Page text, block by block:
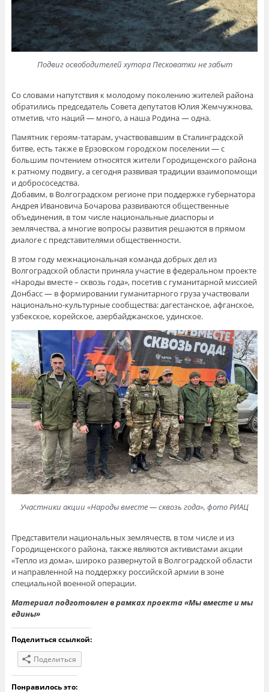
Подвиг освободителей хутора Песковатки не забыт
Со словами напутствия к молодому поколению жителей района
обратились председатель Совета депутатов Юлия Жемчужнова,
отметив, что наций — много, а наша Родина — одна.
Памятник героям-татарам, участвовавшим в Сталинградской
битве, есть также в Ерзовском городском поселении — с
большим почтением относятся жители Городищенского района
к ратному подвигу, а сегодня развивая традиции взаимопомощи
и добрососедства.
Добавим, в Волгоградском регионе при поддержке губернатора
Андрея Ивановича Бочарова развиваются общественные
объединения, в том числе национальные диаспоры и
землячества, а многие вопросы развития решаются в прямом
диалоге с представителями общественности.
В этом году межнациональная команда добрых дел из
Волгоградской области приняла участие в федеральном проекте
«Народы вместе – сквозь года», посетив с гуманитарной миссией
Донбасс — в формировании гуманитарного груза участвовали
национально-культурные сообщества: дагестанское, афганское,
узбекское, корейское, азербайджанское, удинское.
Участники акции «Народы вместе — сквозь года», фото РИАЦ
Представители национальных землячеств, в том числе и из
Городищенского района, также являются активистами акции
«Тепло из дома», широко развернутой в Волгоградской области
и направленной на поддержку российской армии в зоне
специальной военной операции.
Материал подготовлен в рамках проекта «Мы вместе и мы
едины»
Поделиться ссылкой:
Поделиться
Понравилось это: